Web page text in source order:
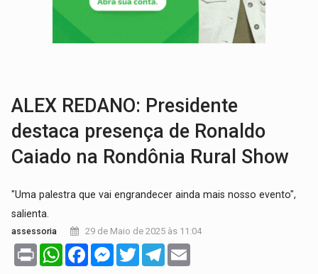
INFRAESTRUTURA: Após quase 30 anos de espera, asfalto chega ao
A ILHA: Coreografia de Rondônia estreia na programação do Festival de
ALEX REDANO: Presidente
destaca presença de Ronaldo
Caiado na Rondônia Rural Show
"Uma palestra que vai engrandecer ainda mais nosso evento",
salienta.
assessoria 29 de Maio de 2025 às 11:04
Print WhatsAppFacebookMessenger
TwitterTelegram